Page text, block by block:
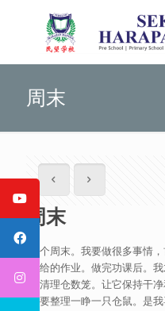
周末
周末
每个周末。我要做很多事情
师给的作业。做完功课后。
有清理仓数笼。让它保持干
有要整理一睁一只仓鼠。是